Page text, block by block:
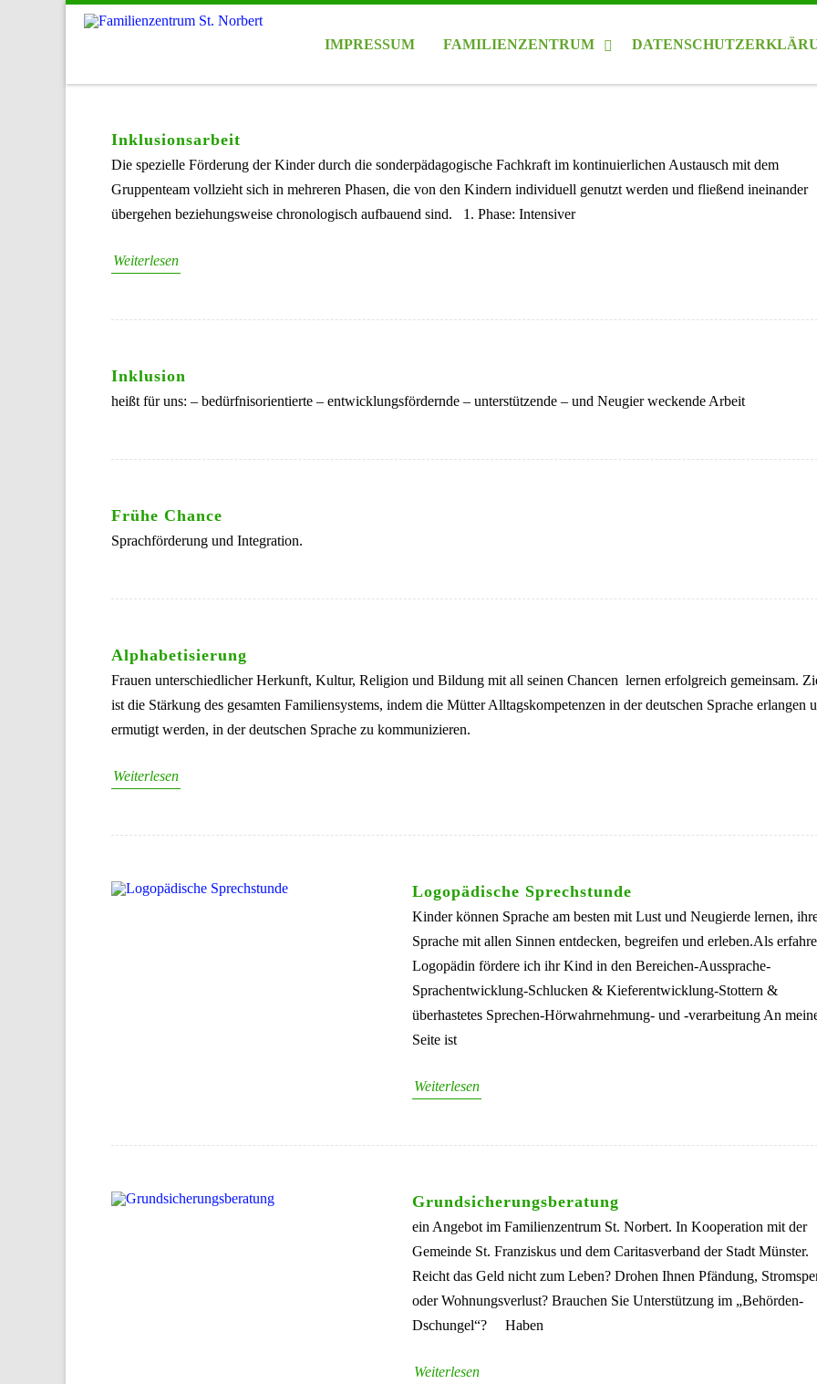
IMPRESSUM FAMILIENZENTRUM
Inklusionsarbeit
Die spezielle Förderung der Kinder durch die sonderpädagogische Fachkraft im kontinuierlichen Austausch mit dem
Gruppenteam vollzieht sich in mehreren Phasen, die von den Kindern individuell genutzt werden und fließend ineinander
übergehen beziehungsweise chronologisch aufbauend sind. 1. Phase: Intensiver
Weiterlesen
Inklusion
heißt für uns: – bedürfnisorientierte – entwicklungsfördernde – unterstützende – und Neugier weckende Arbeit
Frühe Chance
Sprachförderung und Integration.
Alphabetisierung
Frauen unterschiedlicher Herkunft, Kultur, Religion und Bildung mit all seinen Chancen lernen erfolgreich gemeinsam.
ist die Stärkung des gesamten Familiensystems, indem die Mütter Alltagskompetenzen in der deutschen Sprache erlangen
ermutigt werden, in der deutschen Sprache zu kommunizieren.
Weiterlesen
Logopädische Sprechstunde
Kinder können Sprache am besten mit Lust und Neugierde lernen,
Sprache mit allen Sinnen entdecken, begreifen und erleben.Als
Logopädin fördere ich ihr Kind in den Bereichen-Aussprache-
Sprachentwicklung-Schlucken & Kieferentwicklung-Stottern &
überhastetes Sprechen-Hörwahrnehmung- und -verarbeitung An
Seite ist
Weiterlesen
Grundsicherungsberatung
ein Angebot im Familienzentrum St. Norbert. In Kooperation mit der
Gemeinde St. Franziskus und dem Caritasverband der Stadt Münster.
Reicht das Geld nicht zum Leben? Drohen Ihnen Pfändung,
oder Wohnungsverlust? Brauchen Sie Unterstützung im „Behörden-
Dschungel“? Haben
Weiterlesen